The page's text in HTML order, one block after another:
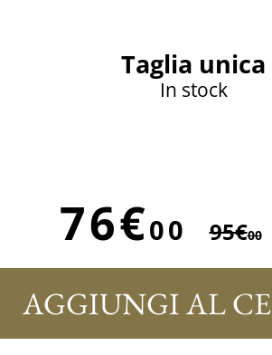
Taglia unica
In stock
76€00 95€00
AGGIUNGI AL